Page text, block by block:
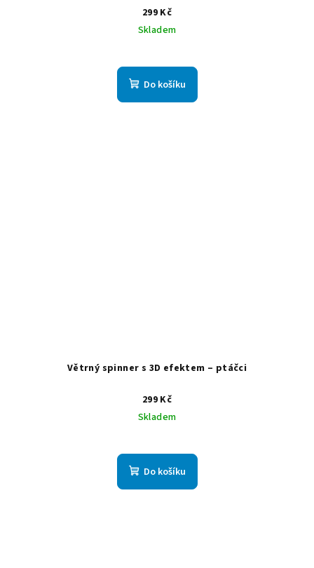
299 Kč
Skladem
Do košíku
Větrný spinner s 3D efektem – ptáčci
299 Kč
Skladem
Do košíku